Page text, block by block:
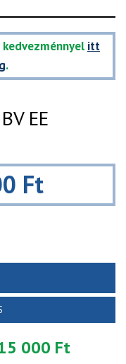
itt
.
EE
Ft
000 Ft